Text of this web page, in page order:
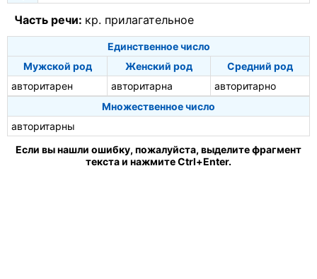
Часть речи: кр. прилагательное
Единственное число
Мужской род
Женский род
Средний род
авторитарен
авторитарна
авторитарно
Множественное число
авторитарны
Если вы нашли ошибку, пожалуйста, выделите фрагмент
текста и нажмите Ctrl+Enter.